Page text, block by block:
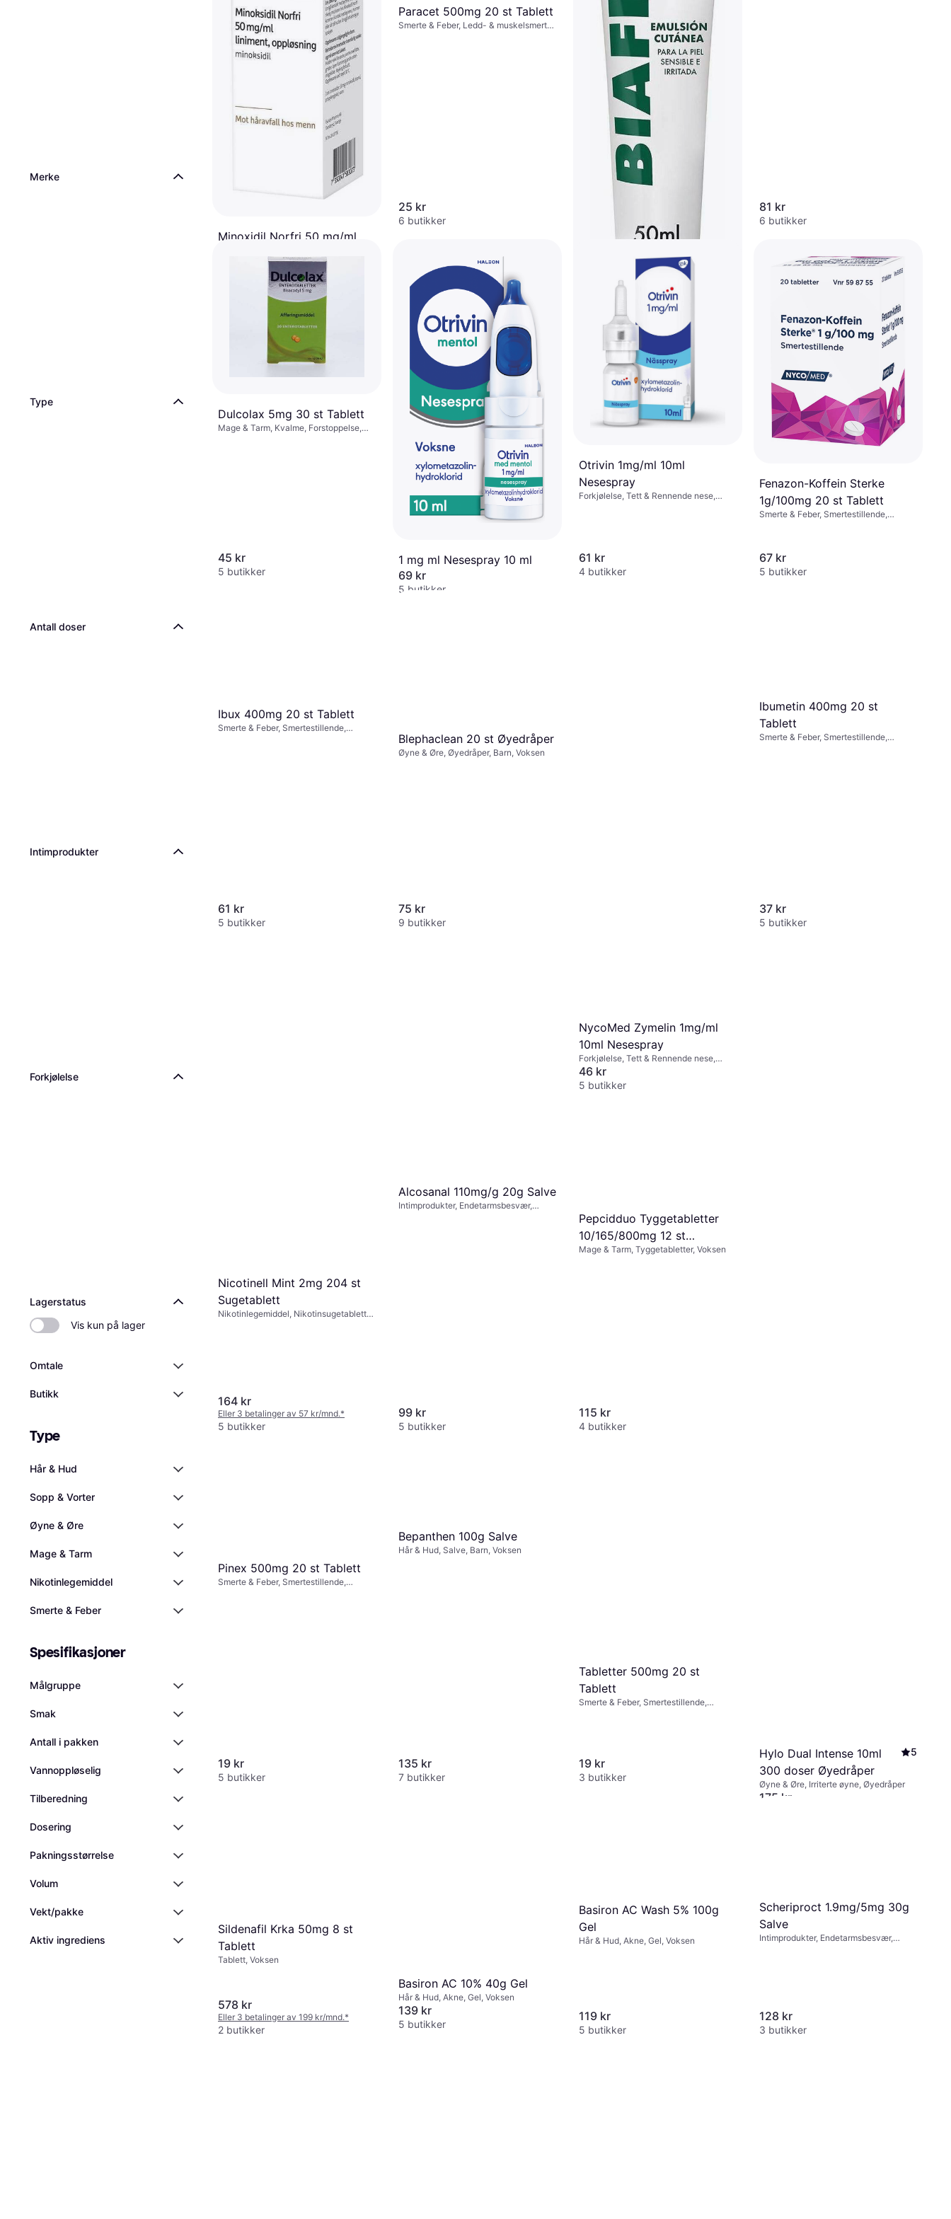
Merke
Type
Antall doser
Intimprodukter
Forkjølelse
Lagerstatus
Vis kun på lager
Omtale
Butikk
Type
Hår & Hud
Sopp & Vorter
Øyne & Øre
Mage & Tarm
Nikotinlegemiddel
Smerte & Feber
Spesifikasjoner
Målgruppe
Smak
Antall i pakken
Vannoppløselig
Tilberedning
Dosering
Pakningsstørrelse
Volum
Vekt/pakke
Aktiv ingrediens
Minoxidil Norfri 50 mg/ml
liniment 60ml
Hårtap, Voksen, Herre
Eller 3 betalinger av 75 kr/mnd.
Paracet 500mg 20 st Tablett
Smerte & Feber, Ledd- & muskelsmerter,
25 kr
6 butikker
Biafin Skin Emulsion 50ml
Krem
Hår & Hud, Brannskader, Krem
216 kr
1 butikk
81 kr
6 butikker
Dulcolax 5mg 30 st Tablett
Mage & Tarm, Kvalme, Forstoppelse,
45 kr
5 butikker
1 mg ml Nesespray 10 ml
69 kr
5 butikker
Otrivin 1mg/ml 10ml
Nesespray
Forkjølelse, Tett & Rennende nese,
61 kr
4 butikker
Fenazon-Koffein Sterke
1g/100mg 20 st Tablett
Smerte & Feber, Smertestillende,
67 kr
5 butikker
Ibux 400mg 20 st Tablett
Smerte & Feber, Smertestillende,
61 kr
5 butikker
Blephaclean 20 st Øyedråper
Øyne & Øre, Øyedråper, Barn, Voksen
75 kr
9 butikker
NycoMed Zymelin 1mg/ml
10ml Nesespray
Forkjølelse, Tett & Rennende nese,
Nesespray, Barn, Voksen
46 kr
5 butikker
Ibumetin 400mg 20 st
Tablett
Smerte & Feber, Smertestillende,
37 kr
5 butikker
Nicotinell Mint 2mg 204 st
Sugetablett
Nikotinlegemiddel, Nikotinsugetabletter,
164 kr
Eller 3 betalinger av 57 kr/mnd.*
5 butikker
Alcosanal 110mg/g 20g Salve
Intimprodukter, Endetarmsbesvær,
99 kr
5 butikker
Pepcidduo Tyggetabletter
10/165/800mg 12 st
Tyggetabletter
Mage & Tarm, Tyggetabletter, Voksen
115 kr
4 butikker
Pinex 500mg 20 st Tablett
Smerte & Feber, Smertestillende,
19 kr
5 butikker
Bepanthen 100g Salve
Hår & Hud, Salve, Barn, Voksen
135 kr
7 butikker
Tabletter 500mg 20 st
Tablett
Smerte & Feber, Smertestillende,
19 kr
3 butikker
Hylo Dual Intense 10ml
300 doser Øyedråper
5
Øyne & Øre, Irriterte øyne, Øyedråper
175 kr
Sildenafil Krka 50mg 8 st
Tablett
Tablett, Voksen
578 kr
Eller 3 betalinger av 199 kr/mnd.*
2 butikker
Basiron AC 10% 40g Gel
Hår & Hud, Akne, Gel, Voksen
139 kr
5 butikker
Basiron AC Wash 5% 100g
Gel
Hår & Hud, Akne, Gel, Voksen
119 kr
5 butikker
Scheriproct 1.9mg/5mg 30g
Salve
Intimprodukter, Endetarmsbesvær,
128 kr
3 butikker